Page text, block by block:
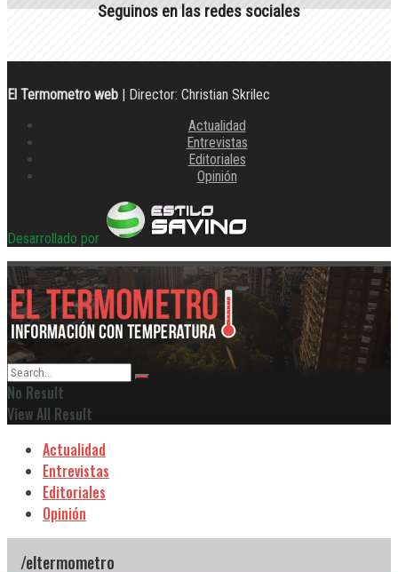
Seguinos en las redes sociales
El Termometro web | Director: Christian Skrilec
Actualidad
Entrevistas
Editoriales
Opinión
Desarrollado por
No Result
View All Result
Actualidad
Entrevistas
Editoriales
Opinión